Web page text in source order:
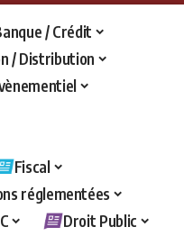
/ Crédit
/ Distribution
Fiscal
réglementées
Droit Public